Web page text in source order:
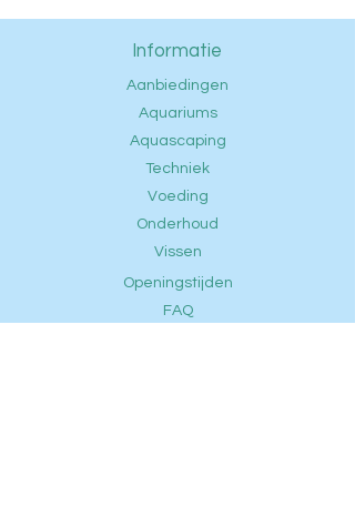
Informatie
Aanbiedingen
Aquariums
Aquascaping
Techniek
Voeding
Onderhoud
Vissen
Openingstijden
FAQ